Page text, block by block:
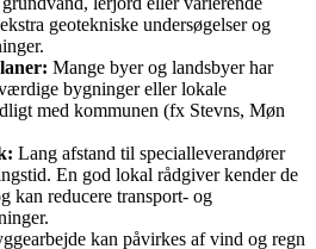
geotekniske undersøgelser og
Mange byer og landsbyer har
bygninger eller lokale
med kommunen (fx Stevns, Møn
Lang afstand til specialleverandører
En god lokal rådgiver kender de
kan reducere transport‑ og
kan påvirkes af vind og regn